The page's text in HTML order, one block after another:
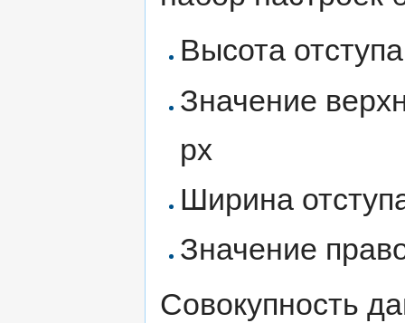
Высота отступа
Значение
px
Ширина
Значение
Совокупность